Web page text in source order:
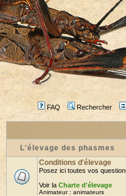
FAQ Rechercher
L'élevage des phasmes
Conditions d'élevage
Posez ici toutes vos
Voir la Charte d'élevage
Animateur : animateurs